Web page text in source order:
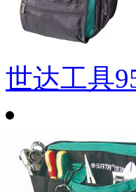
世达工具